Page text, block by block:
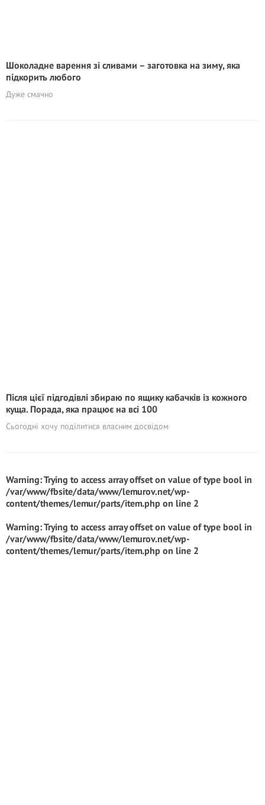
Шоколадне варення зі сливами – заготовка на зиму, яка
підкорить любого
Дуже смачно
Після цієї підгодівлі збираю по ящику кабачків із кожного
куща. Порада, яка працює на всі 100
Сьогодні хочу поділитися власним досвідом
Warning: Trying to access array offset on value of type bool in
/var/www/fbsite/data/www/lemurov.net/wp-
content/themes/lemur/parts/item.php on line 2
Warning: Trying to access array offset on value of type bool in
/var/www/fbsite/data/www/lemurov.net/wp-
content/themes/lemur/parts/item.php on line 2